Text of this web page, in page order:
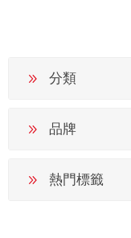
分類
品牌
熱門標籤